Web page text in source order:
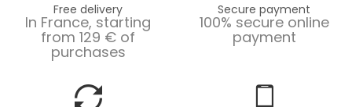
Free delivery
In France, starting
from 129 € of
purchases
Secure payment
100% secure online
payment